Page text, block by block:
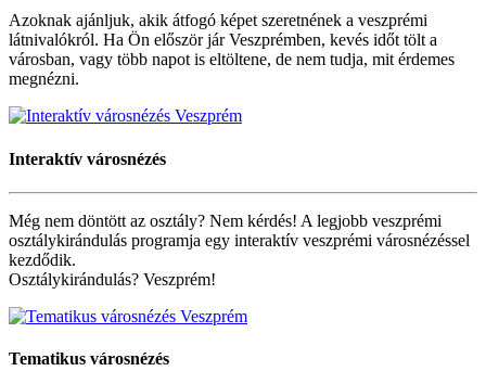
Azoknak ajánljuk, akik átfogó képet szeretnének a veszprémi
látnivalókról. Ha Ön először jár Veszprémben, kevés időt tölt a
városban, vagy több napot is eltöltene, de nem tudja, mit érdemes
megnézni.
Interaktív városnézés
Még nem döntött az osztály? Nem kérdés! A legjobb veszprémi
osztálykirándulás programja egy interaktív veszprémi városnézéssel
kezdődik.
Osztálykirándulás? Veszprém!
Tematikus városnézés